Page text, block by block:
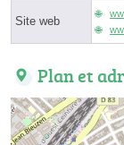
Site web
Plan et